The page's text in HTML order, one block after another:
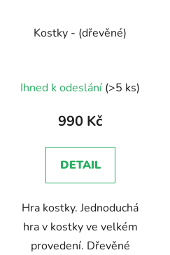
Kostky - (dřevěné)
hodnocení
produktu
5,0
z
hvězdiček.
Ihned k odeslání (>5 ks)
990 Kč
DETAIL
Hra kostky. Jednoduchá
hra v kostky ve velkém
provedení. Dřevěné